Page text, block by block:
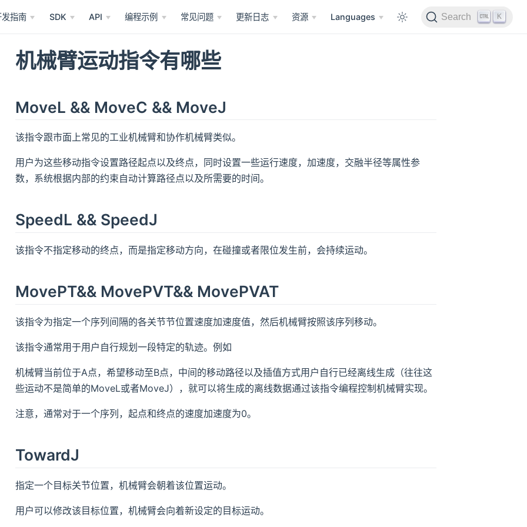
发指南 SDK API 编程示例 常见问题 更新日志 资源 Languages Search K
机械臂运动指令有哪些
MoveL && MoveC && MoveJ
该指令跟市面上常见的工业机械臂和协作机械臂类似。
用户为这些移动指令设置路径起点以及终点，同时设置一些运行速度，加速度，交融半径等属性参
数，系统根据内部的约束自动计算路径点以及所需要的时间。
SpeedL && SpeedJ
该指令不指定移动的终点，而是指定移动方向，在碰撞或者限位发生前，会持续运动。
MovePT&& MovePVT&& MovePVAT
该指令为指定一个序列间隔的各关节节位置速度加速度值，然后机械臂按照该序列移动。
该指令通常用于用户自行规划一段特定的轨迹。例如
机械臂当前位于A点，希望移动至B点，中间的移动路径以及插值方式用户自行已经离线生成（往往这
些运动不是简单的MoveL或者MoveJ），就可以将生成的离线数据通过该指令编程控制机械臂实现。
注意，通常对于一个序列，起点和终点的速度加速度为0。
TowardJ
指定一个目标关节位置，机械臂会朝着该位置运动。
用户可以修改该目标位置，机械臂会向着新设定的目标运动。